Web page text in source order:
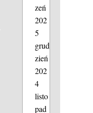
zeń
202
5
grud
zień
202
4
listo
pad